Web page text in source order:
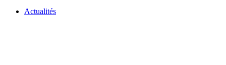
Actualités